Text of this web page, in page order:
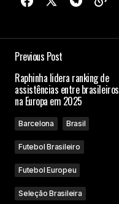
Previous Post
Raphinha lidera ranking de
assistências entre brasileiros
na Europa em 2025
Barcelona Brasil
Futebol Brasileiro
Futebol Europeu
Seleção Brasileira